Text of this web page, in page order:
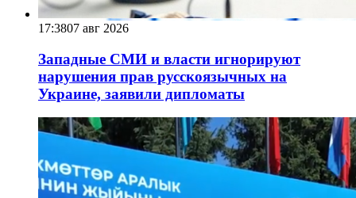
17:3807 авг 2026
Западные СМИ и власти игнорируют
нарушения прав русскоязычных на
Украине, заявили дипломаты